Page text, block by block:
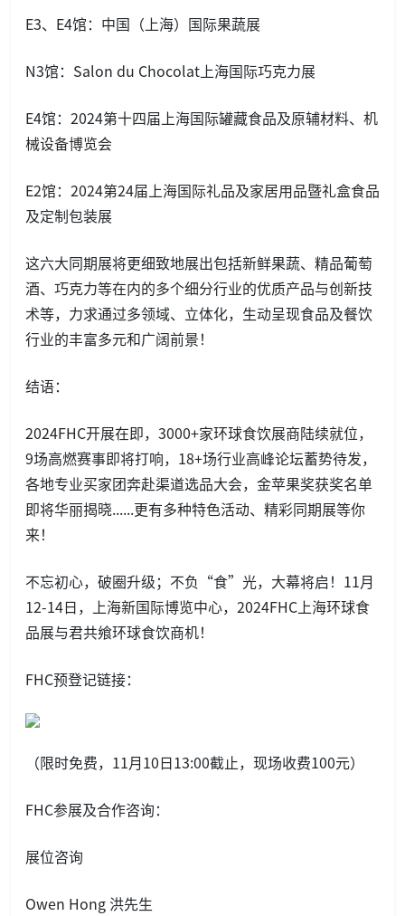
E3、E4馆：中国（上海）国际果蔬展
N3馆：Salon du Chocolat上海国际巧克力展
E4馆：2024第十四届上海国际罐藏食品及原辅材料、机
械设备博览会
E2馆：2024第24届上海国际礼品及家居用品暨礼盒食品
及定制包装展
这六大同期展将更细致地展出包括新鲜果蔬、精品葡萄
酒、巧克力等在内的多个细分行业的优质产品与创新技
术等，力求通过多领域、立体化，生动呈现食品及餐饮
行业的丰富多元和广阔前景！
结语：
2024FHC开展在即，3000+家环球食饮展商陆续就位，
9场高燃赛事即将打响，18+场行业高峰论坛蓄势待发，
各地专业买家团奔赴渠道选品大会，金苹果奖获奖名单
即将华丽揭晓......更有多种特色活动、精彩同期展等你
来！
不忘初心，破圈升级；不负“食”光，大幕将启！11月
12-14日，上海新国际博览中心，2024FHC上海环球食
品展与君共飨环球食饮商机！
FHC预登记链接：
（限时免费，11月10日13:00截止，现场收费100元）
FHC参展及合作咨询：
展位咨询
Owen Hong 洪先生